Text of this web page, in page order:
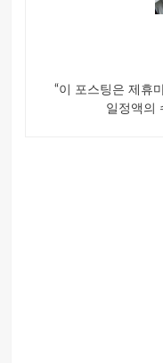
“이 포스팅은 제휴
일정액의